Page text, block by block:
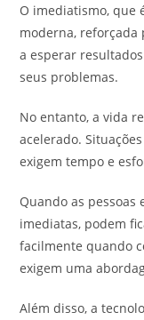
O imediatismo, que
moderna, reforçada
a esperar
seus problemas.
No entanto, a vida
acelerado.
exigem tempo e
Quando as pessoas
imediatas, podem
facilmente quando
exigem uma
Além disso, a